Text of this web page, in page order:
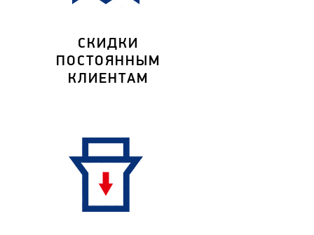
СКИДКИ
ПОСТОЯННЫМ
КЛИЕНТАМ